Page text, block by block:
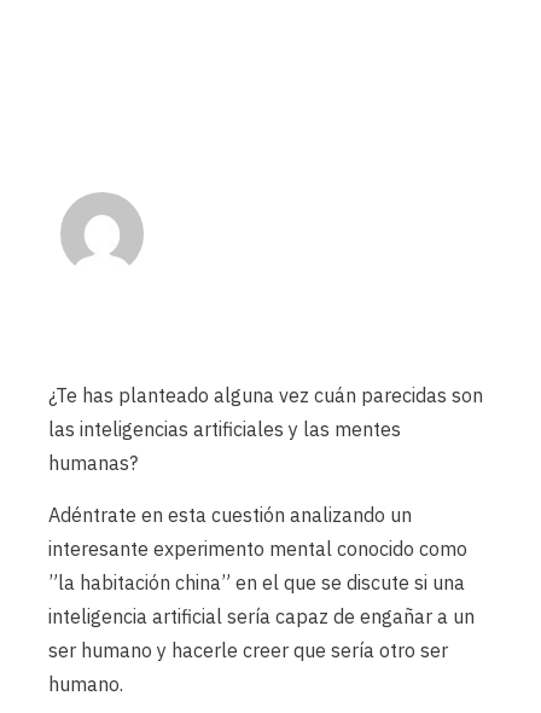
¿Te has planteado alguna vez cuán parecidas son
las inteligencias artificiales y las mentes
humanas?
Adéntrate en esta cuestión analizando un
interesante experimento mental conocido como
”la habitación china” en el que se discute si una
inteligencia artificial sería capaz de engañar a un
ser humano y hacerle creer que sería otro ser
humano.